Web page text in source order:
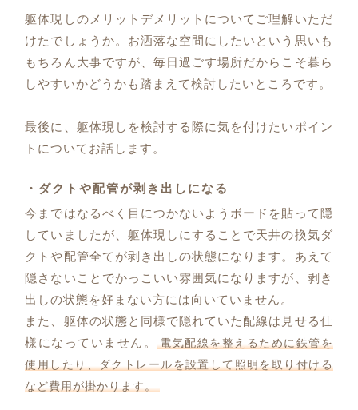
躯体現しのメリットデメリットについてご理解いただ
けたでしょうか。お洒落な空間にしたいという思いも
もちろん大事ですが、毎日過ごす場所だからこそ暮ら
しやすいかどうかも踏まえて検討したいところです。
最後に、躯体現しを検討する際に気を付けたいポイン
トについてお話します。
・ダクトや配管が剥き出しになる
今まではなるべく目につかないようボードを貼って隠
していましたが、躯体現しにすることで天井の換気ダ
クトや配管全てが剥き出しの状態になります。あえて
隠さないことでかっこいい雰囲気になりますが、剥き
出しの状態を好まない方には向いていません。
また、躯体の状態と同様で隠れていた配線は見せる仕
様になっていません。 電気配線を整えるために鉄管を
使用したり、ダクトレールを設置して照明を取り付ける
など費用が掛かります。